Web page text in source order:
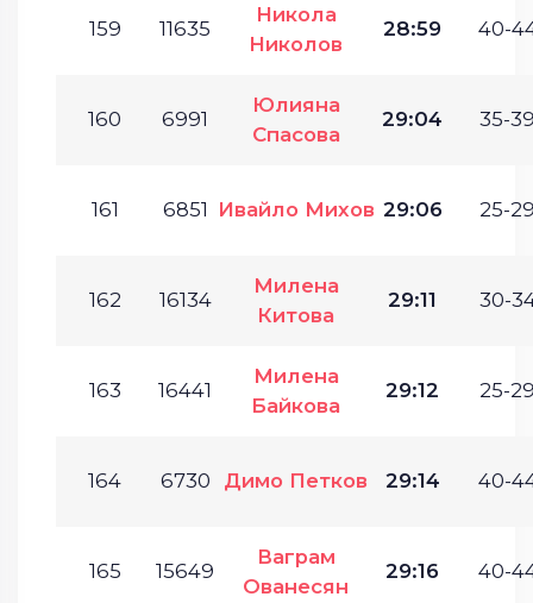
159 11635
Никола
Николов
28:59 40-
160 6991
Юлияна
Спасова
29:04 35-
161 6851 Ивайло Михов 29:06 25-
162 16134
Милена
Китова
29:11 30-
163 16441
Милена
Байкова
29:12 25-
164 6730 Димо Петков 29:14 40-
165 15649
Ваграм
Ованесян
29:16 40-